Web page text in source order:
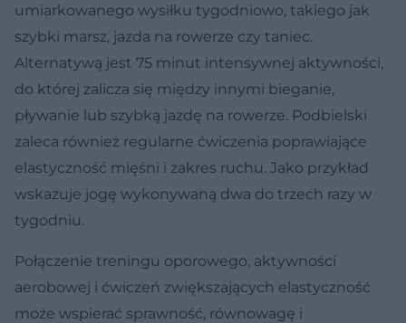
umiarkowanego wysiłku tygodniowo, takiego jak
szybki marsz, jazda na rowerze czy taniec.
Alternatywą jest 75 minut intensywnej aktywności,
do której zalicza się między innymi bieganie,
pływanie lub szybką jazdę na rowerze. Podbielski
zaleca również regularne ćwiczenia poprawiające
elastyczność mięśni i zakres ruchu. Jako przykład
wskazuje jogę wykonywaną dwa do trzech razy w
tygodniu.
Połączenie treningu oporowego, aktywności
aerobowej i ćwiczeń zwiększających elastyczność
może wspierać sprawność, równowagę i